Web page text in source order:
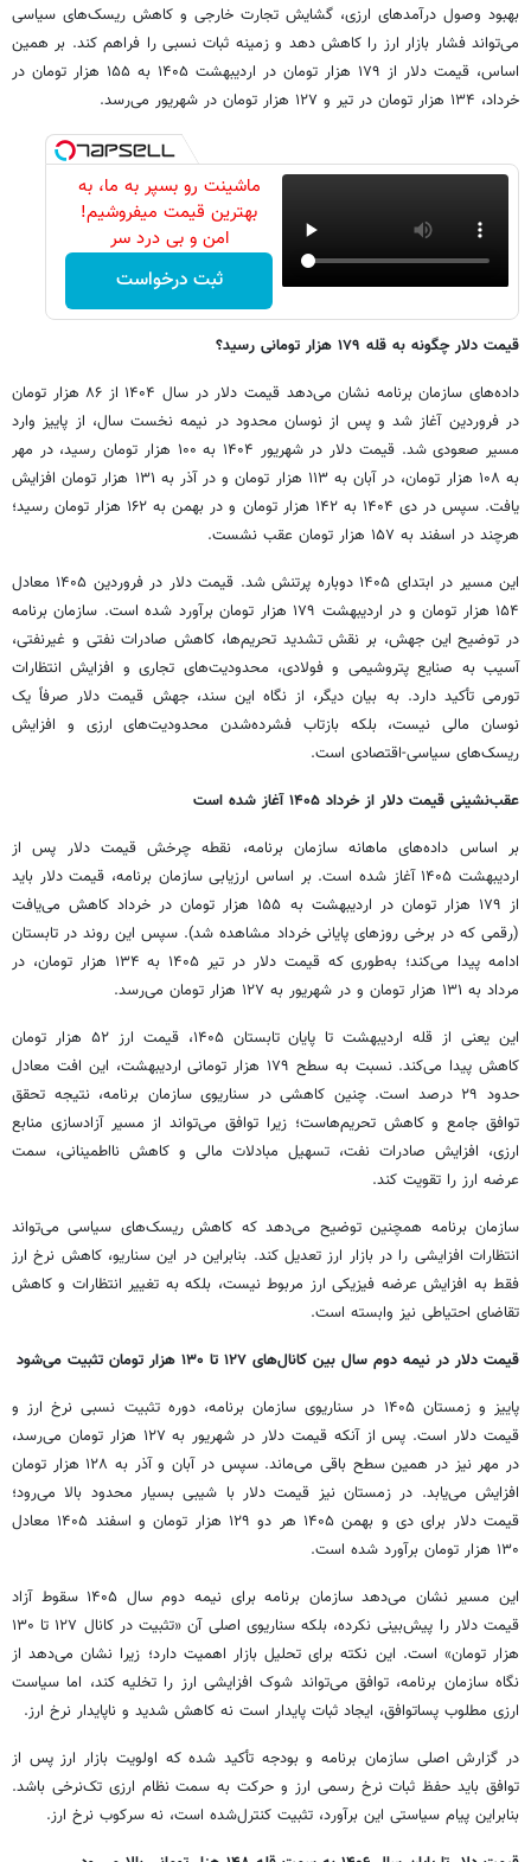
بهبود وصول درآمدهای ارزی، گشایش تجارت خارجی و کاهش ریسک‌های سیاسی
می‌تواند فشار بازار ارز را کاهش دهد و زمینه ثبات نسبی را فراهم کند. بر همین
اساس، قیمت دلار از ۱۷۹ هزار تومان در اردیبهشت ۱۴۰۵ به ۱۵۵ هزار تومان در
خرداد، ۱۳۴ هزار تومان در تیر و ۱۲۷ هزار تومان در شهریور می‌رسد.
ماشینت رو بسپر به ما، به
بهترین قیمت میفروشیم!
امن و بی درد سر
ثبت درخواست
قیمت دلار چگونه به قله ۱۷۹ هزار تومانی رسید؟
داده‌های سازمان برنامه نشان می‌دهد قیمت دلار در سال ۱۴۰۴ از ۸۶ هزار تومان
در فروردین آغاز شد و پس از نوسان محدود در نیمه نخست سال، از پاییز وارد
مسیر صعودی شد. قیمت دلار در شهریور ۱۴۰۴ به ۱۰۰ هزار تومان رسید، در مهر
به ۱۰۸ هزار تومان، در آبان به ۱۱۳ هزار تومان و در آذر به ۱۳۱ هزار تومان افزایش
یافت. سپس در دی ۱۴۰۴ به ۱۴۲ هزار تومان و در بهمن به ۱۶۲ هزار تومان رسید؛
هرچند در اسفند به ۱۵۷ هزار تومان عقب نشست.
این مسیر در ابتدای ۱۴۰۵ دوباره پرتنش شد. قیمت دلار در فروردین ۱۴۰۵ معادل
۱۵۴ هزار تومان و در اردیبهشت ۱۷۹ هزار تومان برآورد شده است. سازمان برنامه
در توضیح این جهش، بر نقش تشدید تحریم‌ها، کاهش صادرات نفتی و غیرنفتی،
آسیب به صنایع پتروشیمی و فولادی، محدودیت‌های تجاری و افزایش انتظارات
تورمی تأکید دارد. به بیان دیگر، از نگاه این سند، جهش قیمت دلار صرفاً یک
نوسان مالی نیست، بلکه بازتاب فشرده‌شدن محدودیت‌های ارزی و افزایش
ریسک‌های سیاسی-اقتصادی است.
عقب‌نشینی قیمت دلار از خرداد ۱۴۰۵ آغاز شده است
بر اساس داده‌های ماهانه سازمان برنامه، نقطه چرخش قیمت دلار پس از
اردیبهشت ۱۴۰۵ آغاز شده است. بر اساس ارزیابی سازمان برنامه، قیمت دلار باید
از ۱۷۹ هزار تومان در اردیبهشت به ۱۵۵ هزار تومان در خرداد کاهش می‌یافت
(رقمی که در برخی روزهای پایانی خرداد مشاهده شد). سپس این روند در تابستان
ادامه پیدا می‌کند؛ به‌طوری که قیمت دلار در تیر ۱۴۰۵ به ۱۳۴ هزار تومان، در
مرداد به ۱۳۱ هزار تومان و در شهریور به ۱۲۷ هزار تومان می‌رسد.
این یعنی از قله اردیبهشت تا پایان تابستان ۱۴۰۵، قیمت ارز ۵۲ هزار تومان
کاهش پیدا می‌کند. نسبت به سطح ۱۷۹ هزار تومانی اردیبهشت، این افت معادل
حدود ۲۹ درصد است. چنین کاهشی در سناریوی سازمان برنامه، نتیجه تحقق
توافق جامع و کاهش تحریم‌هاست؛ زیرا توافق می‌تواند از مسیر آزادسازی منابع
ارزی، افزایش صادرات نفت، تسهیل مبادلات مالی و کاهش نااطمینانی، سمت
عرضه ارز را تقویت کند.
سازمان برنامه همچنین توضیح می‌دهد که کاهش ریسک‌های سیاسی می‌تواند
انتظارات افزایشی را در بازار ارز تعدیل کند. بنابراین در این سناریو، کاهش نرخ ارز
فقط به افزایش عرضه فیزیکی ارز مربوط نیست، بلکه به تغییر انتظارات و کاهش
تقاضای احتیاطی نیز وابسته است.
قیمت دلار در نیمه دوم سال بین کانال‌های ۱۲۷ تا ۱۳۰ هزار تومان تثبیت می‌شود
پاییز و زمستان ۱۴۰۵ در سناریوی سازمان برنامه، دوره تثبیت نسبی نرخ ارز و
قیمت دلار است. پس از آنکه قیمت دلار در شهریور به ۱۲۷ هزار تومان می‌رسد،
در مهر نیز در همین سطح باقی می‌ماند. سپس در آبان و آذر به ۱۲۸ هزار تومان
افزایش می‌یابد. در زمستان نیز قیمت دلار با شیبی بسیار محدود بالا می‌رود؛
قیمت دلار برای دی و بهمن ۱۴۰۵ هر دو ۱۲۹ هزار تومان و اسفند ۱۴۰۵ معادل
۱۳۰ هزار تومان برآورد شده است.
این مسیر نشان می‌دهد سازمان برنامه برای نیمه دوم سال ۱۴۰۵ سقوط آزاد
قیمت دلار را پیش‌بینی نکرده، بلکه سناریوی اصلی آن «تثبیت در کانال ۱۲۷ تا ۱۳۰
هزار تومان» است. این نکته برای تحلیل بازار اهمیت دارد؛ زیرا نشان می‌دهد از
نگاه سازمان برنامه، توافق می‌تواند شوک افزایشی ارز را تخلیه کند، اما سیاست
ارزی مطلوب پساتوافق، ایجاد ثبات پایدار است نه کاهش شدید و ناپایدار نرخ ارز.
در گزارش اصلی سازمان برنامه و بودجه تأکید شده که اولویت بازار ارز پس از
توافق باید حفظ ثبات نرخ رسمی ارز و حرکت به سمت نظام ارزی تک‌نرخی باشد.
بنابراین پیام سیاستی این برآورد، تثبیت کنترل‌شده است، نه سرکوب نرخ ارز.